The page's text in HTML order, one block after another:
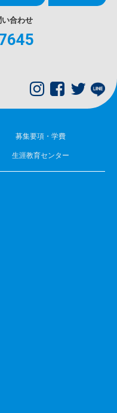
合わせ
募集要項・学費
生涯教育センター